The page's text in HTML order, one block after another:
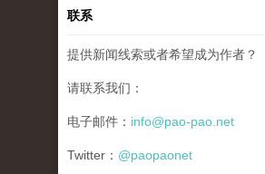
联系
提供新闻线索或者希望成为作者？
请联系我们：
电子邮件： info@pao-pao.net
Twitter： @paopaonet